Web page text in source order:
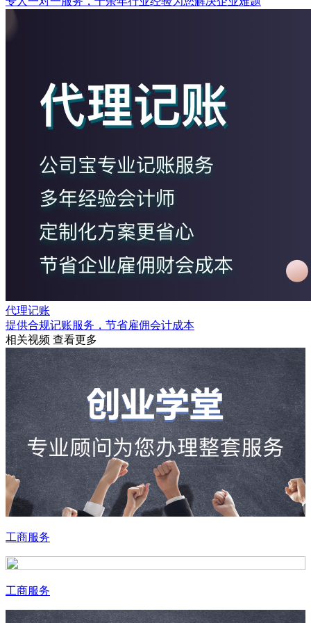
代理记账
提供合规记账服务，节省雇佣会计成本
相关视频 查看更多
工商服务
工商服务